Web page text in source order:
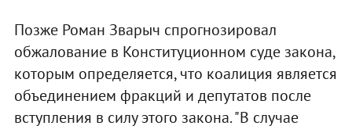
Позже Роман Зварыч спрогнозировал
обжалование в Конституционном суде закона,
которым определяется, что коалиция является
объединением фракций и депутатов после
вступления в силу этого закона. "В случае